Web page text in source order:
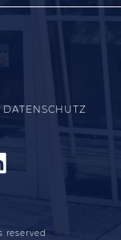
DATENSCHUTZ
reserved